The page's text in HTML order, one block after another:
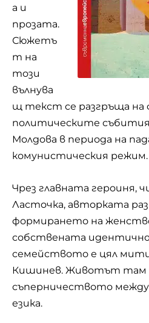
а и
прозата.
Сюжетъ
т на
този
вълнува
щ текст се разгръща на
политическите събития
Молдова в периода на
комунистическия режим.
Чрез главната героиня,
Ласточка, авторката
формирането на
собствената
семейството е цял
Кишинев. Животът там
съперничеството между
езика.